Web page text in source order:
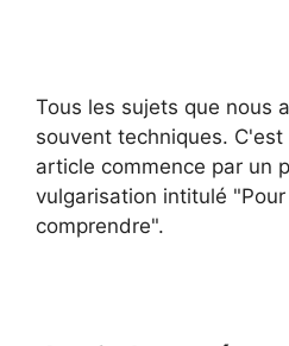
Tous les sujets que nous
souvent techniques.
article commence par un
vulgarisation intitulé
comprendre".